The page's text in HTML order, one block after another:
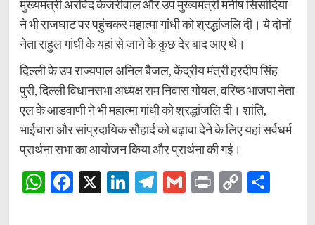
मुख्यमंत्री अरविंद केजरीवाल और उप मुख्यमंत्री मनीष सिसोदिया
ने भी राजघाट पर पहुंचकर महात्मा गांधी को श्रद्धांजलि दी। ये दोनों
नेता राहुल गांधी के यहां से जाने के कुछ देर बाद आए थे।
दिल्ली के उप राज्यपाल अनिल बैजल, केंद्रीय मंत्री हरदीप सिंह
पुरी, दिल्ली विधानसभा अध्यक्ष राम निवास गोयल, वरिष्ठ भाजपा नेता
एल के आडवाणी ने भी महात्मा गांधी को श्रद्धांजलि दी। शांति,
भाईचारा और सांप्रदायिक सौहार्द को बढ़ावा देने के लिए यहां सर्वधर्म
प्रार्थना सभा का आयोजन किया और प्रार्थना की गई।
WhatsApp
Facebook
X LinkedIn
Telegram
Gmail
Print
Copy